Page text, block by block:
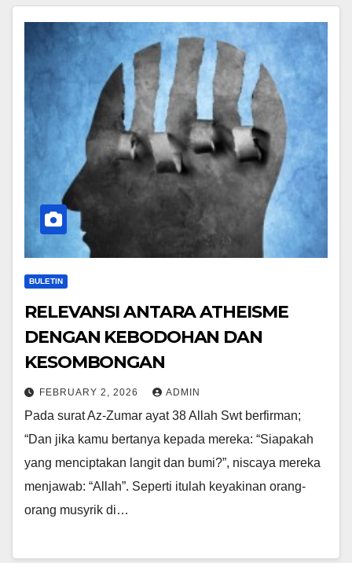
BULETIN
RELEVANSI ANTARA ATHEISME
DENGAN KEBODOHAN DAN
KESOMBONGAN
FEBRUARY 2, 2026 ADMIN
Pada surat Az-Zumar ayat 38 Allah Swt berfirman;
“Dan jika kamu bertanya kepada mereka: “Siapakah
yang menciptakan langit dan bumi?”, niscaya mereka
menjawab: “Allah”. Seperti itulah keyakinan orang-
orang musyrik di…